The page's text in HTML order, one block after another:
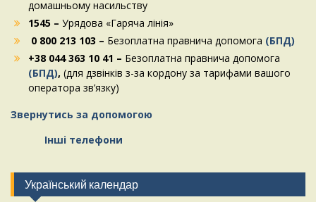
домашньому насильству
1545 – Урядова «Гаряча лінія»
0 800 213 103 – Безоплатна правнича допомога (БПД)
+38 044 363 10 41 – Безоплатна правнича допомога
(БПД), (для дзвінків з-за кордону за тарифами вашого
оператора зв’язку)
Звернутись за допомогою
Інші телефони
Український календар